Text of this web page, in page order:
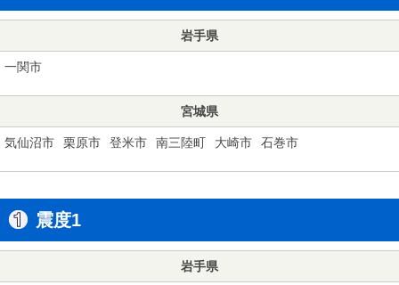
岩手県
一関市
宮城県
気仙沼市 栗原市 登米市 南三陸町 大崎市 石巻市
震度1
岩手県